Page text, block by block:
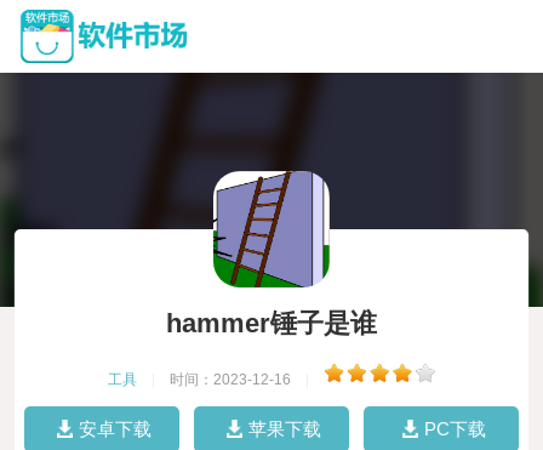
hammer锤子是谁
工具 时间：2023-12-16
安卓下载 苹果下载 PC下载